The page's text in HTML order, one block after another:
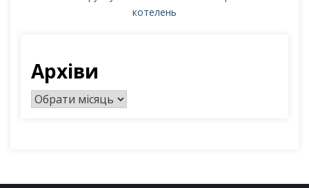
котелень
Архіви
А